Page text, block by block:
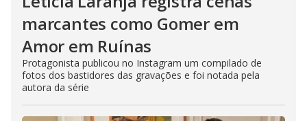
marcantes como Gomer em
Amor em Ruínas
Protagonista publicou no Instagram um compilado de
fotos dos bastidores das gravações e foi notada pela
autora da série